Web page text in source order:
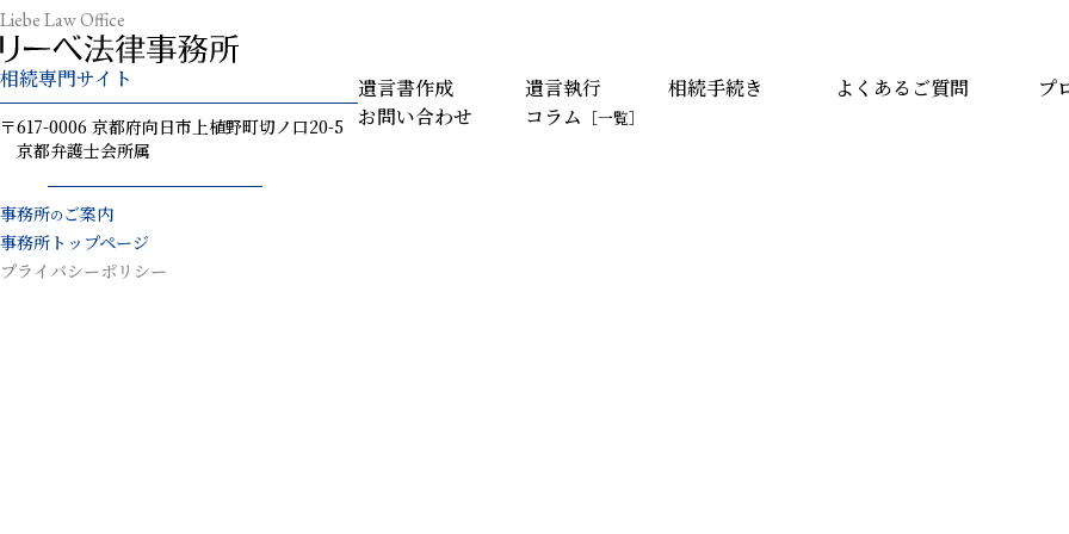
Liebe Law Office
相続専門サイト
〒617-0006 京都府向日市上植野町切ノ口20-5
京都弁護士会所属
遺言書作成 遺言執行 相続手続き よくあるご質問
プ
お問い合わせ
コラム ［一覧］
事務所のご案内
事務所トップページ
プライバシーポリシー